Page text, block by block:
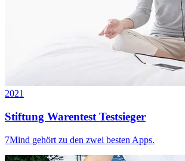
2021
Stiftung Warentest Testsieger
7Mind gehört zu den zwei besten Apps.